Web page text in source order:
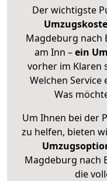
Der wichtigste
Magdeburg nach
am Inn –ein
vorher im Klaren
Welchen
Was
Um Ihnen bei der
zu helfen, bieten
Magdeburg nach
die